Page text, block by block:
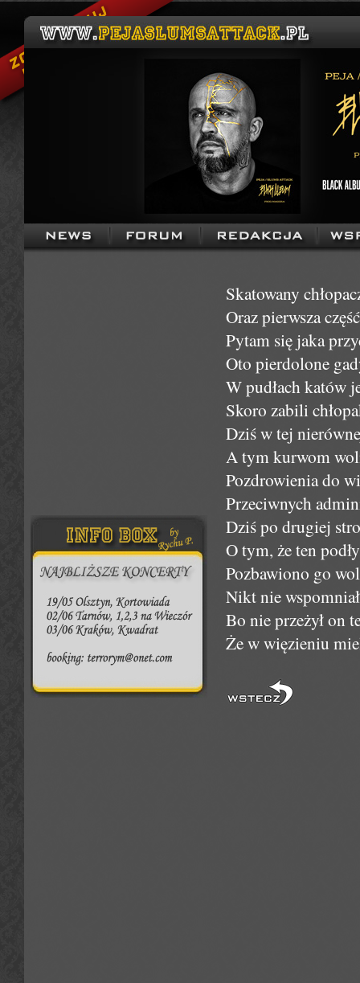
Skatowany
Oraz pierwsza
Pytam się jaka
Oto pierdolone
W pudłach katów
Skoro zabili
Dziś w tej
A tym kurwom
Pozdrowienia do
Przeciwnych
Dziś po drugiej
O tym, że ten
Pozbawiono go
Nikt nie
Bo nie przeżył on
Że w więzieniu